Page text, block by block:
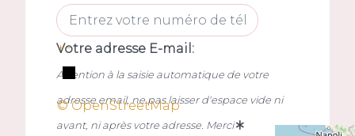
+−
© OpenStreetMap
Votre adresse E-mail:
Attention à la saisie automatique de votre
adresse email, ne pas laisser d'espace vide ni
avant, ni après votre adresse. Merci